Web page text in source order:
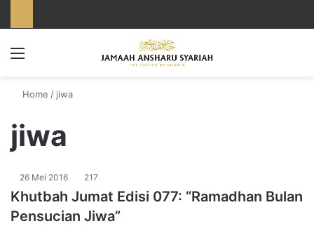
Home / jiwa
jiwa
26 Mei 2016 217
Khutbah Jumat Edisi 077: “Ramadhan Bulan
Pensucian Jiwa”